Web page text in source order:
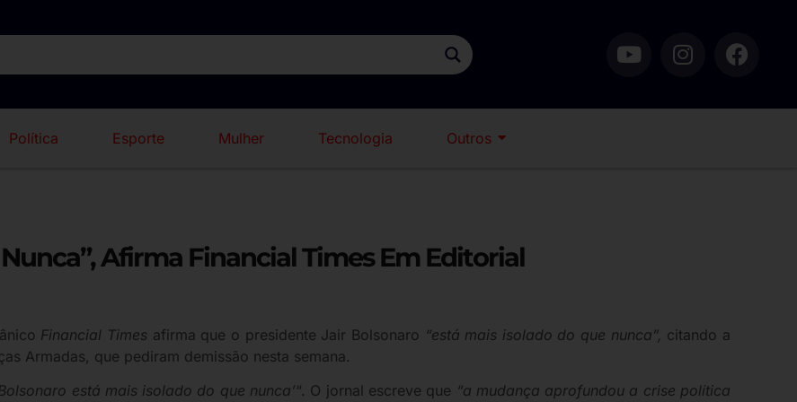
Política Esporte Mulher Tecnologia Outros
Afirma Financial Times Em Editorial
Financial Times afirma que o presidente Jair Bolsonaro “está mais isolado do que nunca”, citando a
Armadas, que pediram demissão nesta semana.
está mais isolado do que nunca’“. O jornal escreve que “a mudança aprofundou a crise política